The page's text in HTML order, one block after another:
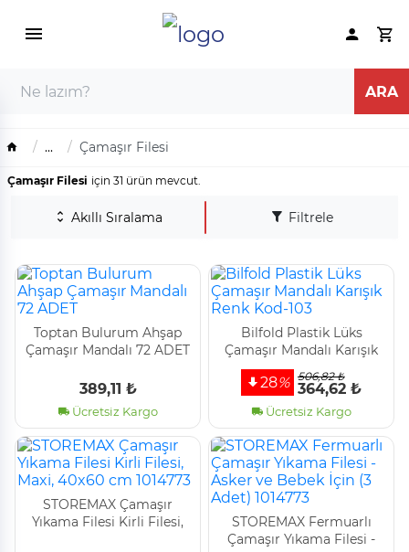
... Çamaşır Filesi
Çamaşır Filesi için 31 ürün mevcut.
Akıllı Sıralama Filtrele
Toptan Bulurum Ahşap
Çamaşır Mandalı 72 ADET
389,11 ₺
Ücretsiz Kargo
Bi̇lfold Plasti̇k Lüks
Çamaşır Mandalı Karışık
Renk Kod-103
28% 506,82 ₺
364,62 ₺
Ücretsiz Kargo
STOREMAX Çamaşır
Yıkama Filesi Kirli Filesi,
STOREMAX Fermuarlı
Çamaşır Yıkama Filesi -